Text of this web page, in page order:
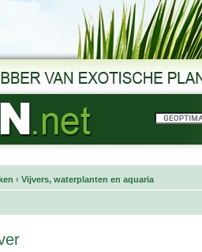
‹ Vijvers, waterplanten en aquaria